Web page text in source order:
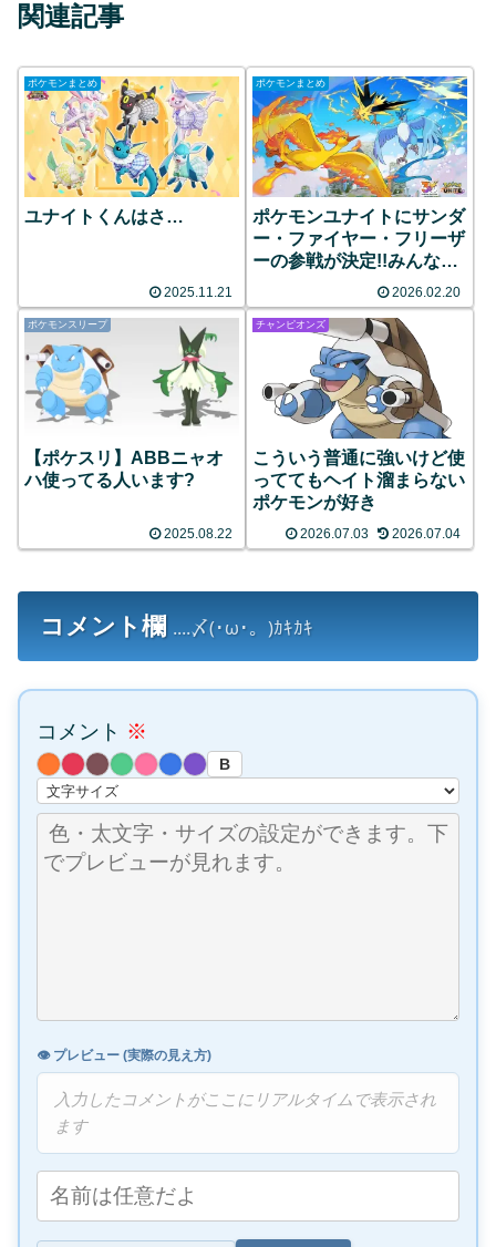
関連記事
ポケモンまとめ
ユナイトくんはさ…
2025.11.21
ポケモンまとめ
ポケモンユナイトにサンダ
ー・ファイヤー・フリーザ
ーの参戦が決定!!みんなの
2026.02.20
ポケモンスリープ
【ポケスリ】ABBニャオ
ハ使ってる人います?
2025.08.22
チャンピオンズ
こういう普通に強いけど使
っててもヘイト溜まらない
ポケモンが好き
2026.07.03 2026.07.04
コメント欄 ....〆(･ω･。)ｶｷｶｷ
コメント ※
B
👁️ プレビュー (実際の見え方)
入力したコメントがここにリアルタイムで表示され
ます